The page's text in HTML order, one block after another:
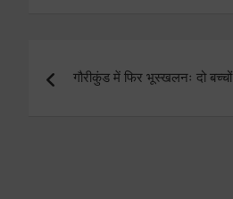
navigation
गौरीकुंड में फिर भूस्खलनः दो